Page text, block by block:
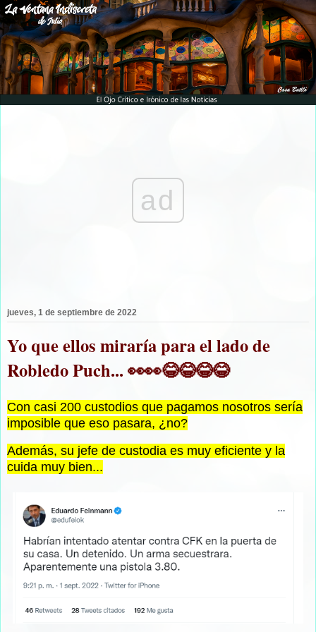
ad
jueves, 1 de septiembre de 2022
Yo que ellos miraría para el lado de
Robledo Puch... 👀👀😂😂😂😂
Con casi 200 custodios que pagamos nosotros sería
imposible que eso pasara, ¿no?
Además, su jefe de custodia es muy eficiente y la
cuida muy bien...